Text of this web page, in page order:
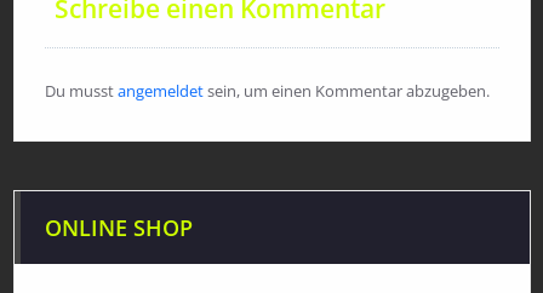
Schreibe einen Kommentar
Du musstangemeldetsein, um einen Kommentar abzugeben.
ONLINE SHOP